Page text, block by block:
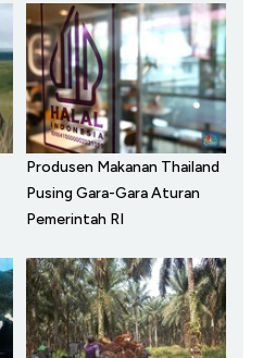
Produsen Makanan Thailand
Pusing Gara-Gara Aturan
Pemerintah RI